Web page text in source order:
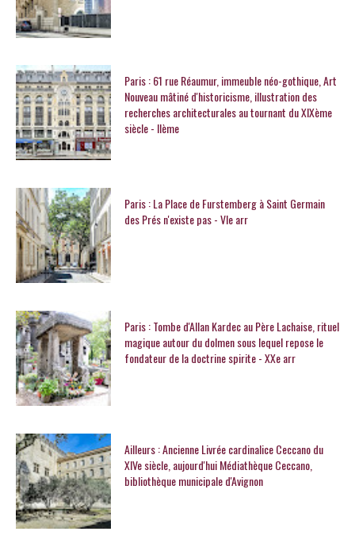
Paris : 61 rue Réaumur, immeuble néo-gothique, Art
Nouveau mâtiné d'historicisme, illustration des
recherches architecturales au tournant du XIXème
siècle - IIème
Paris : La Place de Furstemberg à Saint Germain
des Prés n'existe pas - VIe arr
Paris : Tombe d'Allan Kardec au Père Lachaise, rituel
magique autour du dolmen sous lequel repose le
fondateur de la doctrine spirite - XXe arr
Ailleurs : Ancienne Livrée cardinalice Ceccano du
XIVe siècle, aujourd'hui Médiathèque Ceccano,
bibliothèque municipale d'Avignon